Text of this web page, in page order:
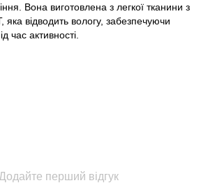
Вона виготовлена з легкої тканини з
яка відводить вологу, забезпечуючи
час активності.
Додайте перший відгук